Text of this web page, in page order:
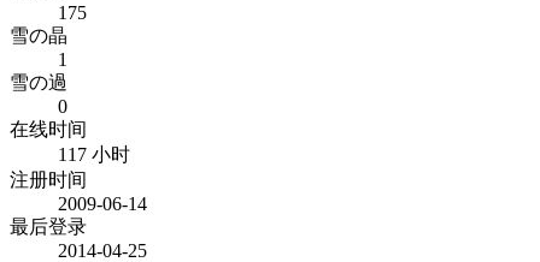
175
雪の晶
1
雪の過
0
在线时间
117 小时
注册时间
2009-06-14
最后登录
2014-04-25